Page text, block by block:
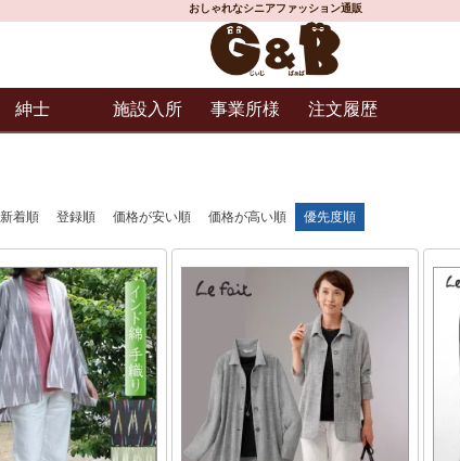
おしゃれなシニアファッション通販
紳士 施設入所 事業所様 注文履歴
新着順 登録順 価格が安い順 価格が高い順 優先度順